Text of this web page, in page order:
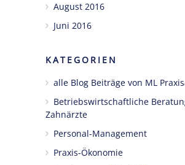
August 2016
Juni 2016
KATEGORIEN
alle Blog Beiträge von ML
Betriebswirtschaftliche
Zahnärzte
Personal-Management
Praxis-Ökonomie